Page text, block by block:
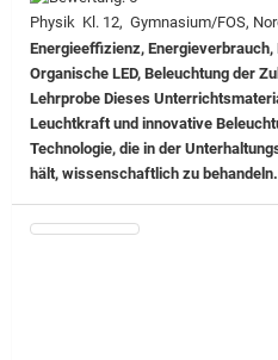
Physik Kl. 12, Gymnasium/FOS,
Energieeffizienz,
Organische LED, Beleuchtung der
Lehrprobe Dieses
Leuchtkraft und innovative
Technologie, die in der
hält, wissenschaftlich zu behandeln.